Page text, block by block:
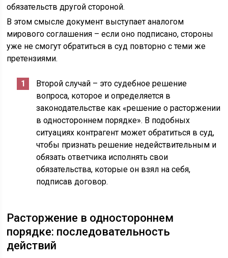
обязательств другой стороной.
В этом смысле документ выступает аналогом
мирового соглашения – если оно подписано, стороны
уже не смогут обратиться в суд повторно с теми же
претензиями.
Второй случай – это судебное решение
вопроса, которое и определяется в
законодательстве как «решение о расторжении
в одностороннем порядке». В подобных
ситуациях контрагент может обратиться в суд,
чтобы признать решение недействительным и
обязать ответчика исполнять свои
обязательства, которые он взял на себя,
подписав договор.
Расторжение в одностороннем
порядке: последовательность
действий